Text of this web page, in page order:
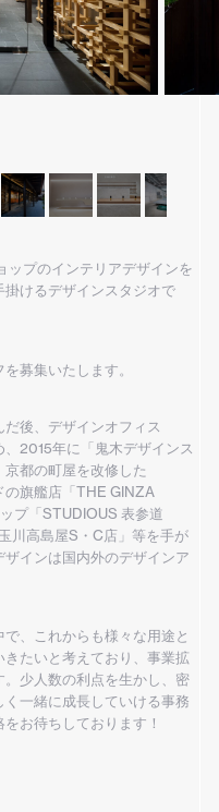
ップのインテリアデザインを
けるデザインスタジオで
募集いたします。
後、デザインオフィス
2015年に「鬼木デザインス
都の町屋を改修した
の旗艦店「THE GINZA
プ「STUDIOUS 表参道
川高島屋S・C店」等を手が
インは国内外のデザインア
、これからも様々な用途と
たいと考えており、事業拡
少人数の利点を生かし、密
一緒に成長していける事務
お待ちしております！